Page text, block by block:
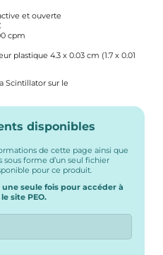
et ouverte
cpm
plastique 4.3 x 0.03 cm (1.7 x 0.01
Scintillator sur le
disponibles
de cette page ainsi que
forme d’un seul fichier
pour ce produit.
seule fois pour accéder à
site PEO.